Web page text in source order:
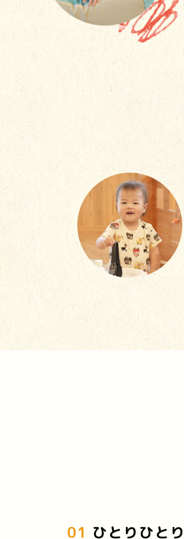
01 ひとりひと